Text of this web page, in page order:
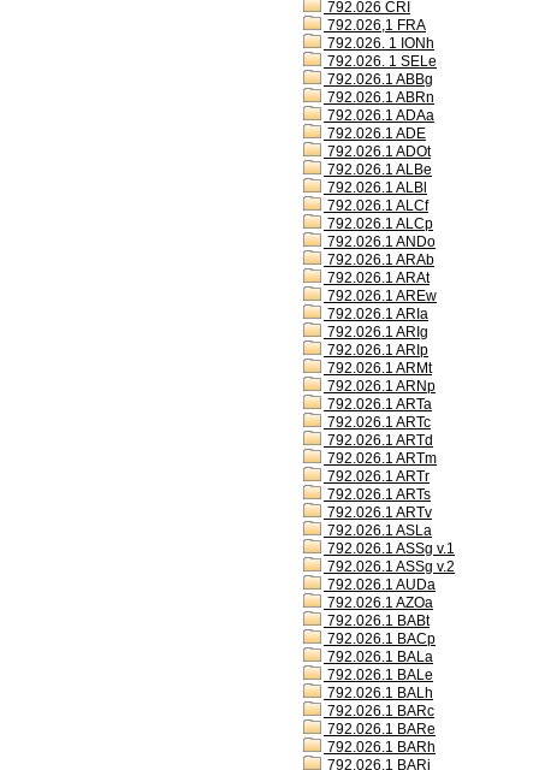
792.026 CRI
792.026,1 FRA
792.026. 1 IONh
792.026. 1 SELe
792.026.1 ABBg
792.026.1 ABRn
792.026.1 ADAa
792.026.1 ADE
792.026.1 ADOt
792.026.1 ALBe
792.026.1 ALBl
792.026.1 ALCf
792.026.1 ALCp
792.026.1 ANDo
792.026.1 ARAb
792.026.1 ARAt
792.026.1 AREw
792.026.1 ARIa
792.026.1 ARIg
792.026.1 ARIp
792.026.1 ARMt
792.026.1 ARNp
792.026.1 ARTa
792.026.1 ARTc
792.026.1 ARTd
792.026.1 ARTm
792.026.1 ARTr
792.026.1 ARTs
792.026.1 ARTv
792.026.1 ASLa
792.026.1 ASSg v.1
792.026.1 ASSg v.2
792.026.1 AUDa
792.026.1 AZOa
792.026.1 BABt
792.026.1 BACp
792.026.1 BALa
792.026.1 BALe
792.026.1 BALh
792.026.1 BARc
792.026.1 BARe
792.026.1 BARh
792.026.1 BARj